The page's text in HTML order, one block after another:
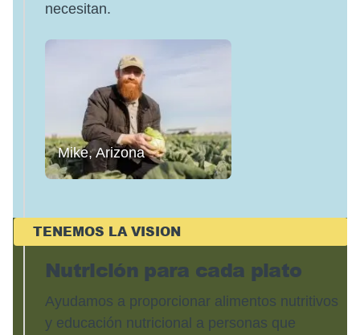
necesitan.
Mike, Arizona
TENEMOS LA VISION
Nutrición para cada plato
Ayudamos a proporcionar alimentos nutritivos
y educación nutricional a personas que